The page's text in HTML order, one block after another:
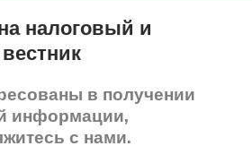
налоговый и
в получении
информации,
с нами.